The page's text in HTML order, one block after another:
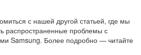
с нашей другой статьей, где мы
распространенные проблемы с
Samsung. Более подробно — читайте